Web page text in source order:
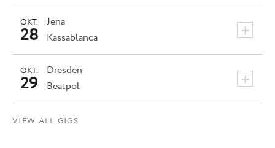
Jena +
OKT.
28 Kassablanca
Dresden +
OKT.
29 Beatpol
VIEW ALL GIGS